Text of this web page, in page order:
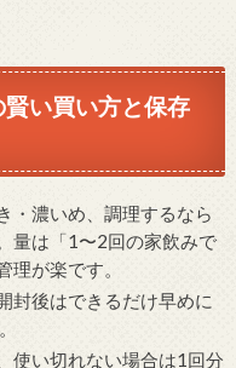
い買い方と保存
・濃いめ、調理するなら
量は「1〜2回の家飲みで
が楽です。
封後はできるだけ早めに
使い切れない場合は1回分